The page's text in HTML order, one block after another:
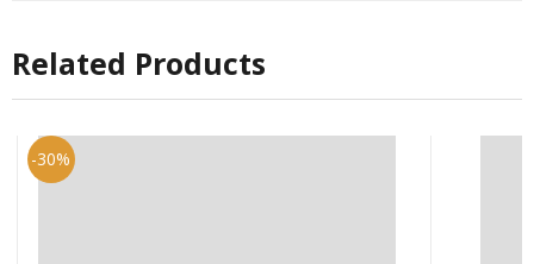
Related Products
-30%